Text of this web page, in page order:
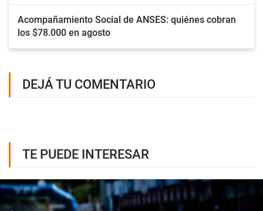
Acompañamiento Social de ANSES: quiénes cobran
los $78.000 en agosto
DEJÁ TU COMENTARIO
TE PUEDE INTERESAR